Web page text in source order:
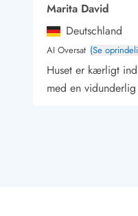
Lejebetingelser
Persondata- og cookiepolitik
Job hos Esmark
Marita David
Deutschland
AI Oversat (Se
Huset er kærligt
med en